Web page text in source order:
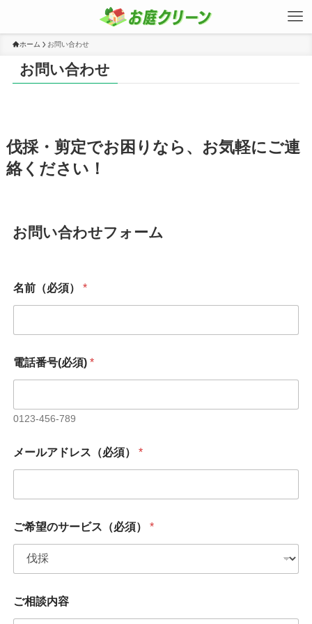
ホーム お問い合わせ
お問い合わせ
伐採・剪定でお困りなら、お気軽にご連
絡ください！
お問い合わせフォーム
名前（必須） *
電話番号(必須) *
0123-456-789
メールアドレス（必須） *
*
ご
容
ご希望のサービス（必須） *
ご相談内容